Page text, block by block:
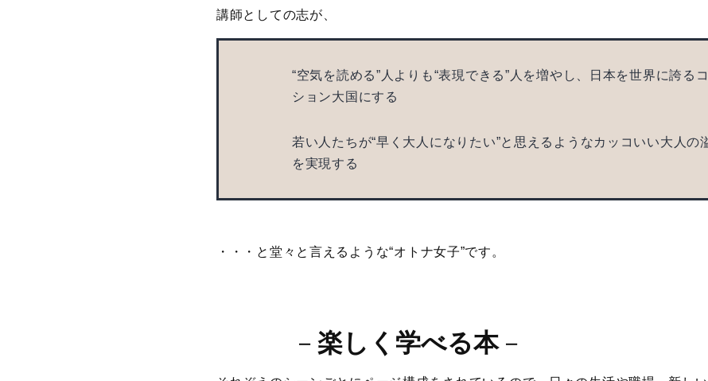
講師としての志が、
“空気を読める”人よりも“表現できる”人を増やし、日本を世界に誇る
ション大国にする
若い人たちが“早く大人になりたい”と思えるようなカッコいい大人の
を実現する
・・・と堂々と言えるような“オトナ女子”です。
－ 楽しく学べる本－